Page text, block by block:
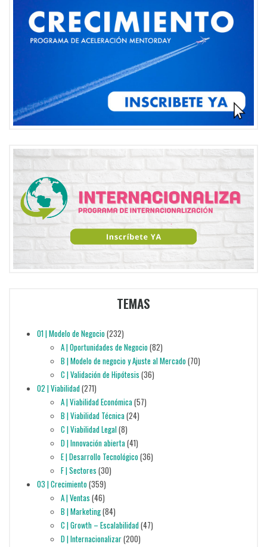
TEMAS
01 | Modelo de Negocio(232)
A | Oportunidades de Negocio(82)
B | Modelo de negocio y Ajuste al Mercado(70)
C | Validación de Hipótesis (36)
02 | Viabilidad(271)
A | Viabilidad Económica(57)
B | Viabilidad Técnica(24)
C | Viabilidad Legal(8)
D | Innovación abierta(41)
E | Desarrollo Tecnológico(36)
F | Sectores (30)
03 | Crecimiento(359)
A | Ventas (46)
B | Marketing(84)
C | Growth – Escalabilidad(47)
D | Internacionalizar(200)